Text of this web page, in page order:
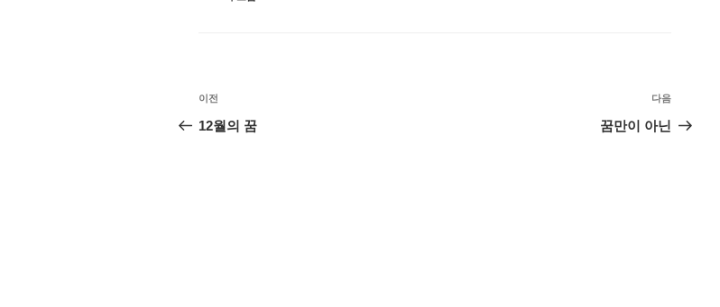
글
탐
이
전
이전
12월의 꿈
다
음
다음
꿈만이 아닌